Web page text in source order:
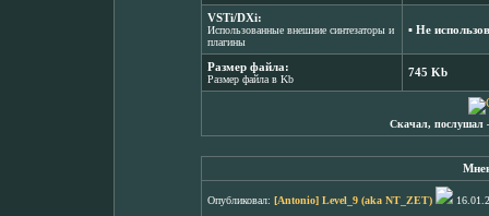
VSTi/DXi:
Использованные внешние синтезаторы и
плагины
▪ Не
Размер файла:
Размер файла в Kb
745 Kb
Скачал, послушал
Опубликовал: [Antonio] Level_9 (aka NT_ZET)